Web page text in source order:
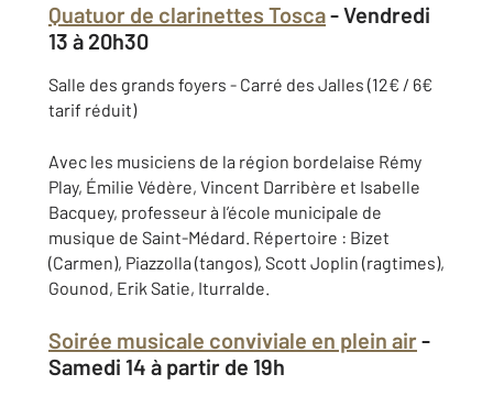
Quatuor de clarinettes Tosca- Vendredi
13 à 20h30
Salle des grands foyers - Carré des Jalles (12€ / 6€
tarif réduit)
Avec les musiciens de la région bordelaise Rémy
Play, Émilie Védère, Vincent Darribère et Isabelle
Bacquey, professeur à l’école municipale de
musique de Saint-Médard. Répertoire : Bizet
(Carmen), Piazzolla (tangos), Scott Joplin (ragtimes),
Gounod, Erik Satie, Iturralde.
Soirée musicale conviviale en plein air-
Samedi 14 à partir de 19h